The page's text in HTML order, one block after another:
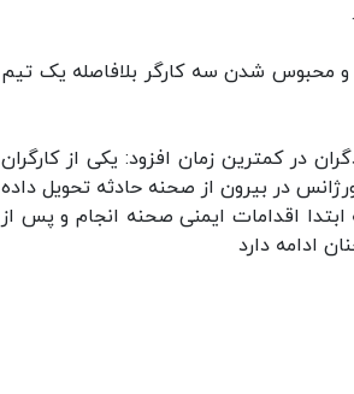
و محبوس شدن سه کارگر بلافاصله یک تیم
در کمترین زمان افزود: یکی از کارگران
در بیرون از صحنه حادثه تحویل داده
اقدامات ایمنی صحنه انجام و پس از